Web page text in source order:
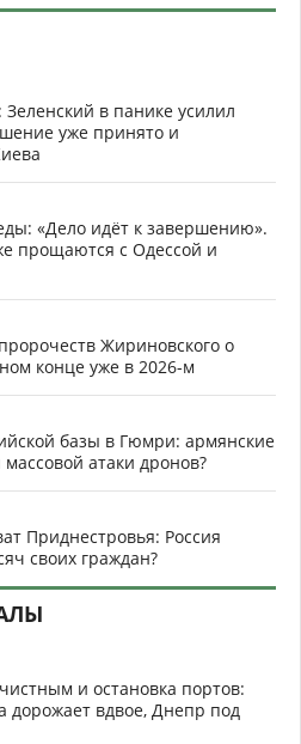
в панике усилил
уже принято и
«Дело идёт к завершению».
прощаются с Одессой и
Жириновского о
конце уже в 2026-м
базы в Гюмри: армянские
массовой атаки дронов?
Приднестровья: Россия
своих граждан?
и остановка портов:
дорожает вдвое, Днепр под